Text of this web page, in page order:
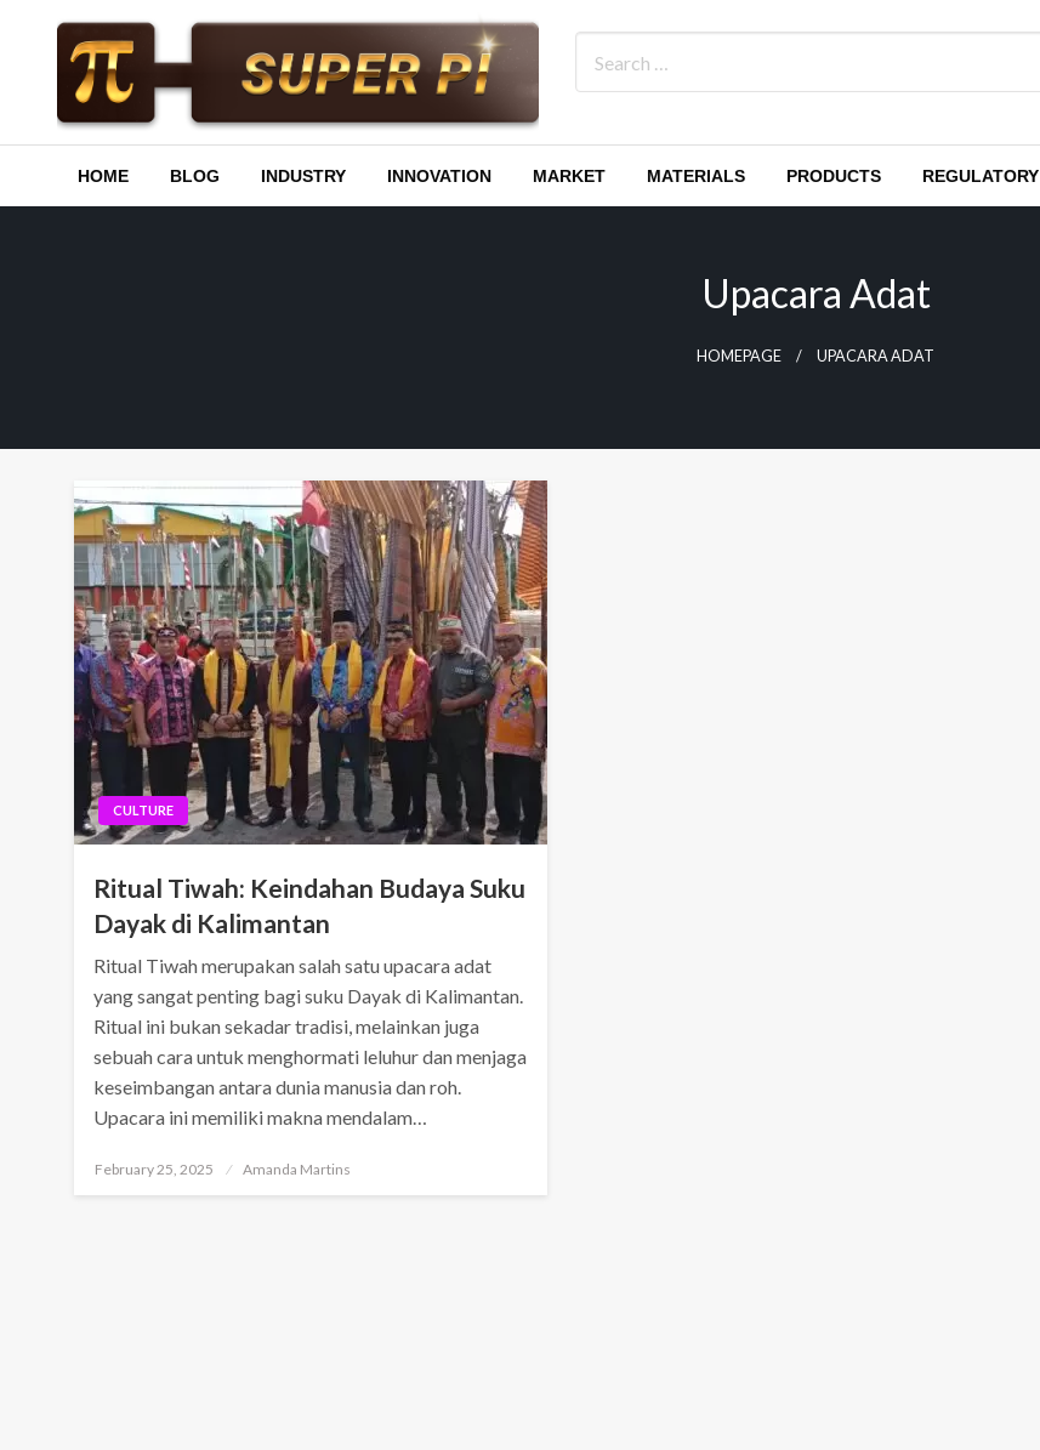
Superpi
HOME BLOG INDUSTRY INNOVATION MARKET MATERIALS PRODUCTS REGULATORY
Upacara Adat
HOMEPAGE UPACARA ADAT
CULTURE
Ritual Tiwah: Keindahan Budaya Suku
Dayak di Kalimantan
Ritual Tiwah merupakan salah satu upacara adat
yang sangat penting bagi suku Dayak di Kalimantan.
Ritual ini bukan sekadar tradisi, melainkan juga
sebuah cara untuk menghormati leluhur dan menjaga
keseimbangan antara dunia manusia dan roh.
Upacara ini memiliki makna mendalam…
Posted
February 25, 2025 Amanda Martins